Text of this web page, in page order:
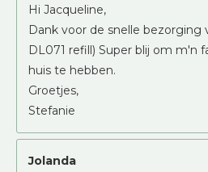
Hi Jacqueline,
Dank voor de snelle bezorging
DL071 refill) Super blij om m'n
huis te hebben.
Groetjes,
Stefanie
Jolanda